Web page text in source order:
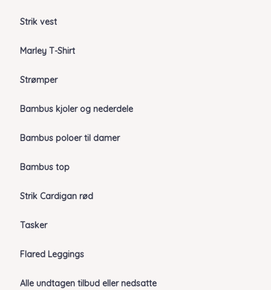
Strik vest
Marley T-Shirt
Strømper
Bambus kjoler og nederdele
Bambus poloer til damer
Bambus top
Strik Cardigan rød
Tasker
Flared Leggings
Alle undtagen tilbud eller nedsatte